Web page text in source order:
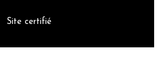
Site certifié